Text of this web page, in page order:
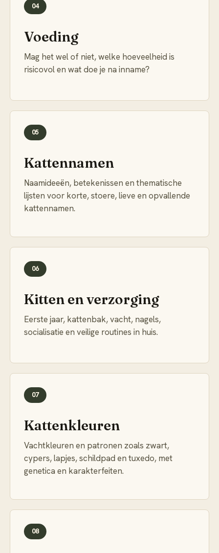
04
Voeding
Mag het wel of niet, welke hoeveelheid is
risicovol en wat doe je na inname?
05
Kattennamen
Naamideeën, betekenissen en thematische
lijsten voor korte, stoere, lieve en opvallende
kattennamen.
06
Kitten en verzorging
Eerste jaar, kattenbak, vacht, nagels,
socialisatie en veilige routines in huis.
07
Kattenkleuren
Vachtkleuren en patronen zoals zwart,
cypers, lapjes, schildpad en tuxedo, met
genetica en karakterfeiten.
08